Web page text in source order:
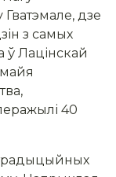
дзе
з самых
ў Лацінскай
40